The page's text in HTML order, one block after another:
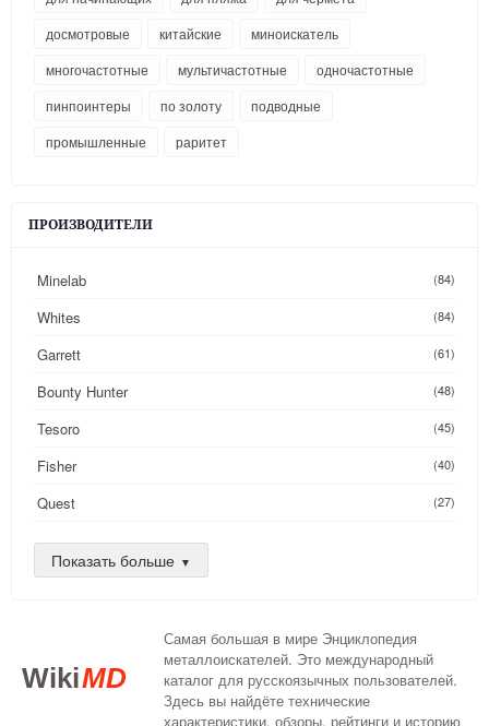
досмотровые
китайские
миноискатель
многочастотные
мультичастотные
одночастотные
пинпоинтеры
по золоту
подводные
промышленные
раритет
ПРОИЗВОДИТЕЛИ
Minelab (84)
Whites (84)
Garrett (61)
Bounty Hunter (48)
Tesoro (45)
Fisher (40)
Quest (27)
Golden Mask
Nokta
XP (14)
Показать больше
WikiMD
Самая большая в мире Энциклопедия
металлоискателей. Это международный
каталог для русскоязычных пользователей.
Здесь вы найдёте технические
характеристики, обзоры, рейтинги и историю